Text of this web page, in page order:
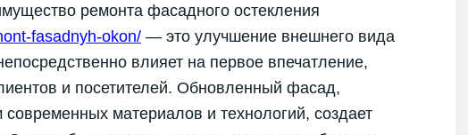
ремонта фасадного остекления
fasadnyh-okon/ — это улучшение внешнего вида
влияет на первое впечатление,
и посетителей. Обновленный фасад,
материалов и технологий, создает